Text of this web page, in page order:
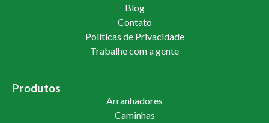
Blog
Contato
Políticas de Privacidade
Trabalhe com a gente
Produtos
Arranhadores
Caminhas